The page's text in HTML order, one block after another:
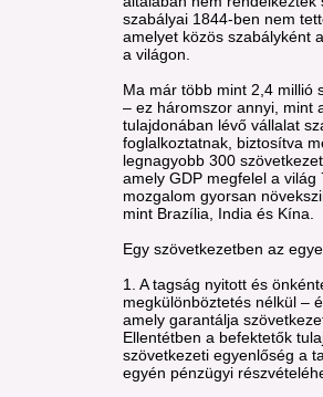
szabályai 1844-ben nem
amelyet közös szabályként
a világon.
Ma már több mint 2,4 millió
– ez háromszor annyi, mint
tulajdonában lévő vállalat
foglalkoztatnak, biztosítva
legnagyobb 300
amely GDP megfelel a
mozgalom gyorsan
mint Brazília, India és Kína.
Egy szövetkezetben az
1. A tagság nyitott és
megkülönböztetés nélkül –
amely garantálja
Ellentétben a befektetők
szövetkezeti egyenlőség a
egyén pénzügyi